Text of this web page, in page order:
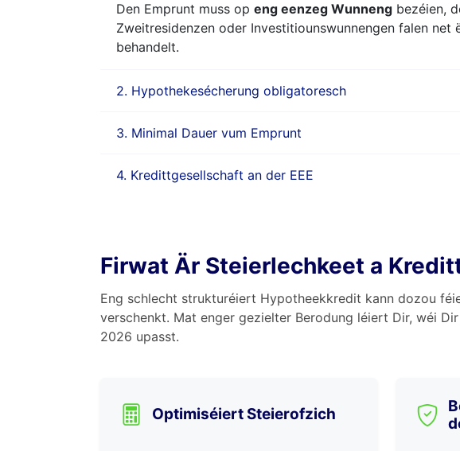
Den Emprunt muss op eng eenzeg Wunneng bezéien,
Zweitresidenzen oder Investitiounswunnengen falen net
behandelt.
2. Hypothekesécherung obligatoresch
3. Minimal Dauer vum Emprunt
4. Kredittgesellschaft an der EEE
Firwat Är Steierlechkeet a
Eng schlecht strukturéiert Hypotheekkredit kann dozou
verschenkt. Mat enger gezielter Berodung léiert Dir, wéi Dir
2026 upasst.
Optimiséiert Steierofzich